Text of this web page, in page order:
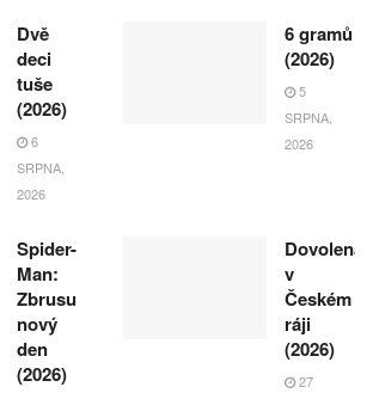
Dvě
deci
tuše
(2026)
6
SRPNA,
2026
6 gramů
(2026)
5
SRPNA,
2026
Spider-
Man:
Zbrusu
nový
den
(2026)
Dovolená
v
Českém
ráji
(2026)
27